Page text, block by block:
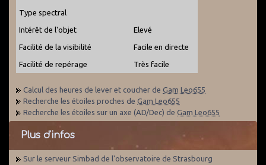
Type spectral
Intérêt de l'objet Elevé
Facilité de la visibilité Facile en directe
Facilité de repérage Très facile
Calcul des heures de lever et coucher de Gam Leo655
Recherche les étoiles proches de Gam Leo655
Recherche les étoiles sur un axe (AD/Dec) de Gam Leo655
Plus d'infos
Sur le serveur Simbad de l'observatoire de Strasbourg